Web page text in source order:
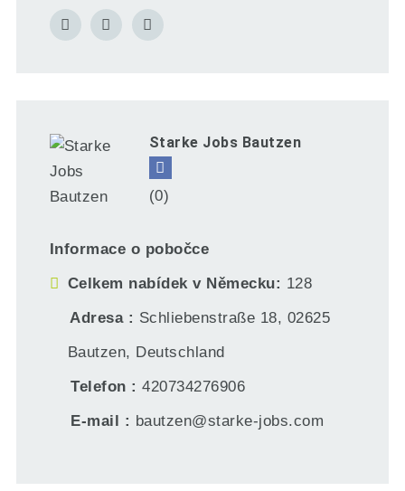
Starke Jobs Bautzen
(0)
Informace o pobočce
Celkem nabídek v Německu
128
Adresa
Schliebenstraße 18, 02625
Bautzen, Deutschland
Telefon
420734276906
E-mail
bautzen@starke-jobs.com